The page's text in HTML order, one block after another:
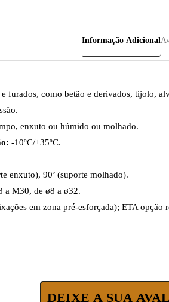
Informação Adicional
furados, como betão e derivados, tijolo,
enxuto ou húmido ou molhado.
-10ºC/+35ºC.
enxuto), 90’ (suporte molhado).
a M30, de ø8 a ø32.
em zona pré-esforçada); ETA
DEIXE A SUA